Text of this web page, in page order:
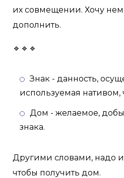
их совмещении. Хочу
дополнить.
🔹🔹🔹
Знак - данность,
используемая нативом,
Дом - желаемое,
знака.
Другими словами, надо
чтобы получить дом.